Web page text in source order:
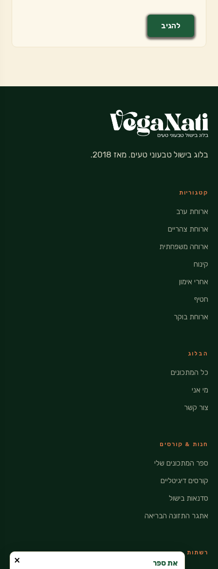
בלוג בישול טבעוני טעים. מאז 2018.
קטגוריות
ארוחת ערב
ארוחת צהריים
ארוחה משפחתית
קינוח
אחרי אימון
חטיף
ארוחת בוקר
הבלוג
כל המתכונים
מי אני
צור קשר
חנות & קורסים
ספר המתכונים שלי
קורסים דיגיטליים
סדנאות בישול
אתגר התזונה הבריאה
רשתות
×
את ספר